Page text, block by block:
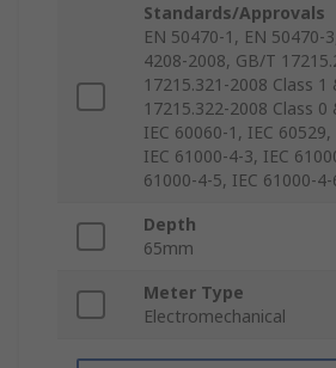
Standards/Approvals
EN 50470-1, EN 50470-
4208-2008, GB/T
17215.321-2008 Class 1
17215.322-2008 Class 0
IEC 60060-1, IEC
IEC 61000-4-3, IEC
61000-4-5, IEC 61000-
Depth
65mm
Meter Type
Electromechanical